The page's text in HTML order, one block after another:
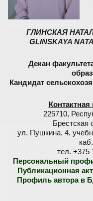
ГЛИНСКАЯ
GLINSKAYA
Декан
Кандидат
225710,
Брестская
ул. Пушкина, 4,
тел. +375
Персональный
Публикационная
Профиль автора в